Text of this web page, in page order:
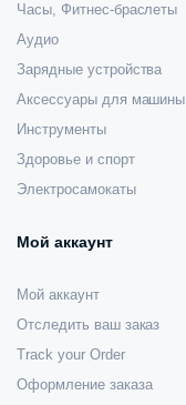
Часы, Фитнес-браслеты
Аудио
Зарядные устройства
Аксессуары для машины
Инструменты
Здоровье и спорт
Электросамокаты
Мой аккаунт
Мой аккаунт
Отследить ваш заказ
Track your Order
Оформление заказа